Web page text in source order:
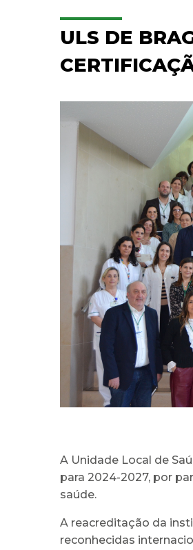
ULS DE
A Unidade Local de
para 2024-2027, por
saúde.
A reacreditação da
reconhecidas